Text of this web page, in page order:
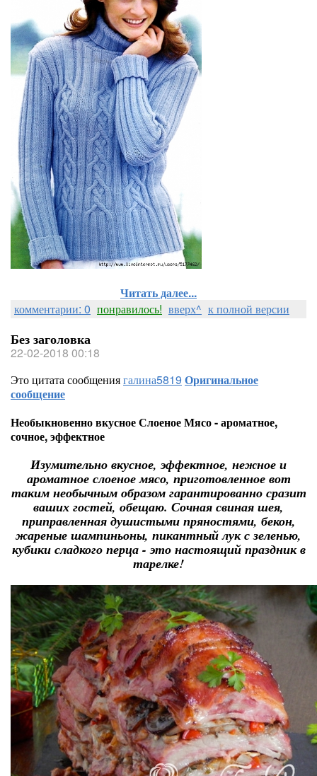
Читать далее...
комментарии: 0 понравилось! вверх^ к полной версии
Без заголовка
22-02-2018 00:18
Это цитата сообщениягалина5819 Оригинальное
сообщение
Необыкновенно вкусное Слоеное Мясо - ароматное,
сочное, эффектное
Изумительно вкусное, эффектное, нежное и
ароматное слоеное мясо, приготовленное вот
таким необычным образом гарантированно сразит
ваших гостей, обещаю. Сочная свиная шея,
приправленная душистыми пряностями, бекон,
жареные шампиньоны, пикантный лук с зеленью,
кубики сладкого перца - это настоящий праздник в
тарелке!